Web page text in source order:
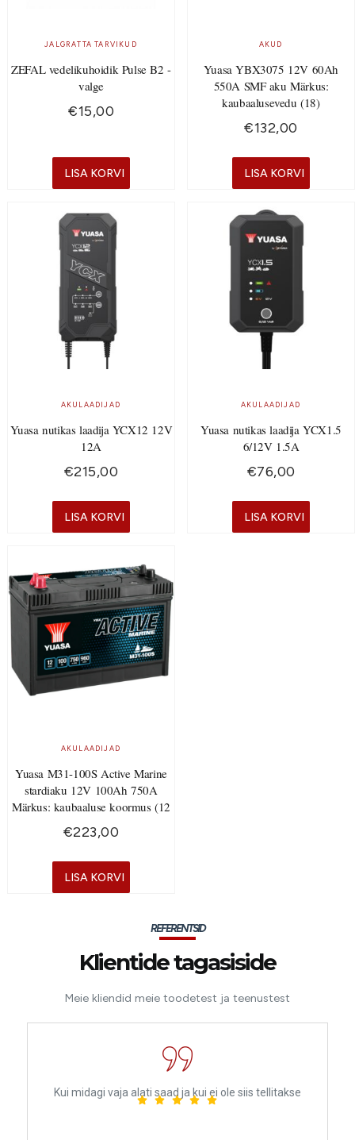
JALGRATTA TARVIKUD
ZEFAL vedelikuhoidik Pulse B2 -
valge
€15,00
LISA KORVI
AKUD
Yuasa YBX3075 12V 60Ah
550A SMF aku Märkus:
kaubaalusevedu (18)
€132,00
LISA KORVI
AKULAADIJAD
Yuasa nutikas laadija YCX12 12V
12A
€215,00
LISA KORVI
AKULAADIJAD
Yuasa nutikas laadija YCX1.5
6/12V 1.5A
€76,00
LISA KORVI
AKULAADIJAD
Yuasa M31-100S Active Marine
stardiaku 12V 100Ah 750A
Märkus: kaubaaluse koormus (12
€223,00
LISA KORVI
REFERENTSID
Klientide tagasiside
Meie kliendid meie toodetest ja teenustest
Kui midagi vaja alati saad ja kui ei ole siis tellitakse